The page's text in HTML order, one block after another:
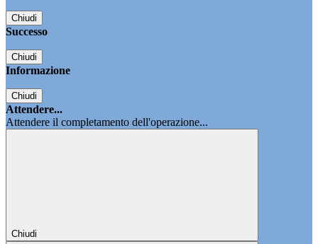
Chiudi
Successo
Chiudi
Informazione
Chiudi
Attendere...
Attendere il completamento dell'operazione...
Chiudi